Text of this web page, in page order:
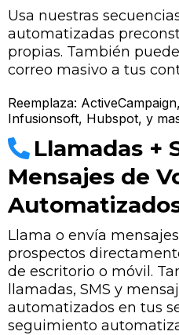
Usa nuestras
automatizadas
propias. También
correo masivo a tus
Reemplaza:
Infusionsoft, Hubspot, y
Llamadas +
Mensajes de
Llama o envía
prospectos
de escritorio o móvil.
llamadas, SMS y
automatizados en tus
seguimiento